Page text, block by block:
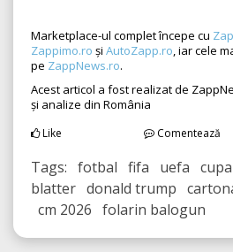
Marketplace-ul complet începe cu
Zappimo.ro și AutoZapp.ro, iar cele
pe ZappNews.ro.
Acest articol a fost realizat de
și analize din România
Like Comentează
Tags: fotbal fifa uefa cupa
blatter donald trump
cm 2026 folarin balogun